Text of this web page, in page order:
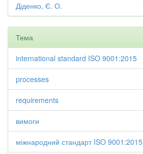
Діденко, Є. О.
Тема
international standard ISO 9001:2015
processes
requirements
вимоги
міжнародний стандарт ISO 9001:2015